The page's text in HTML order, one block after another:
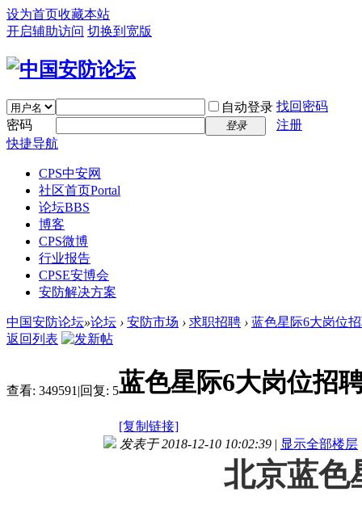
设为首页收藏本站
开启辅助访问 切换到宽版
自动登录 找回密码
密码
登录
注册
快捷导航
CPS中安网
社区首页Portal
论坛BBS
博客
CPS微博
行业报告
CPSE安博会
安防解决方案
中国安防论坛»论坛 › 安防市场 › 求职招聘 › 蓝色星际6大岗位
返回列表
查看: 349591 |回复: 5蓝色星际6大岗位招
[复制链接]
发表于 2018-12-10 10:02:39 | 显示全部楼层
北京蓝色